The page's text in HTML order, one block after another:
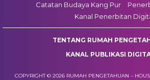
Catatan Budaya Kang Pur
Kanal Penerbitan
TENTANG RUMAH
KANAL PUBLIKASI
COPYRIGHT © 2026 RUMAH PENGETAHUAN –